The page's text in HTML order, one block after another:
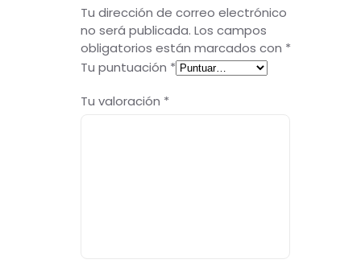
Tu dirección de correo electrónico
no será publicada. Los campos
obligatorios están marcados con *
Tu puntuación *
Tu valoración *